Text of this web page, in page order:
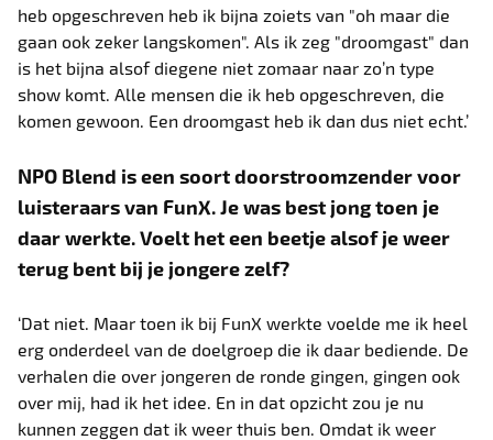
heb opgeschreven heb ik bijna zoiets van "oh maar die
gaan ook zeker langskomen". Als ik zeg "droomgast" dan
is het bijna alsof diegene niet zomaar naar zo’n type
show komt. Alle mensen die ik heb opgeschreven, die
komen gewoon. Een droomgast heb ik dan dus niet echt.’
NPO Blend is een soort doorstroomzender voor
luisteraars van FunX. Je was best jong toen je
daar werkte. Voelt het een beetje alsof je weer
terug bent bij je jongere zelf?
‘Dat niet. Maar toen ik bij FunX werkte voelde me ik heel
erg onderdeel van de doelgroep die ik daar bediende. De
verhalen die over jongeren de ronde gingen, gingen ook
over mij, had ik het idee. En in dat opzicht zou je nu
kunnen zeggen dat ik weer thuis ben. Omdat ik weer